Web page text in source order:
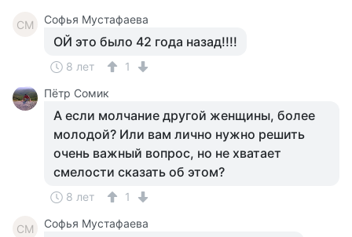
СМ Софья Мустафаева
ОЙ это было 42 года назад!!!!
8 лет
1
Пётр Сомик
А если молчание другой женщины, более
молодой? Или вам лично нужно решить
очень важный вопрос, но не хватает
смелости сказать об этом?
8 лет 1
СМ Софья Мустафаева